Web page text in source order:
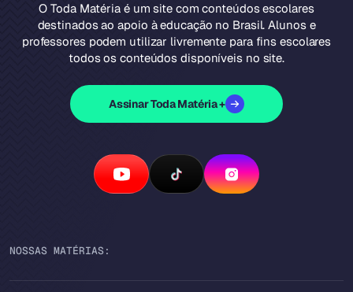
O Toda Matéria é um site com conteúdos escolares
destinados ao apoio à educação no Brasil. Alunos e
professores podem utilizar livremente para fins escolares
todos os conteúdos disponíveis no site.
Assinar Toda Matéria +
NOSSAS MATÉRIAS: